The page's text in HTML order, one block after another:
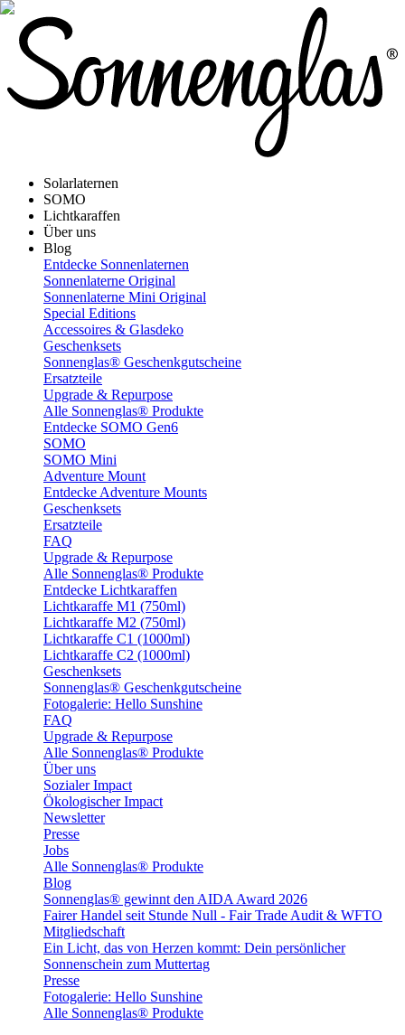
Solarlaternen
SOMO
Lichtkaraffen
Über uns
Blog
Entdecke Sonnenlaternen
Sonnenlaterne Original
Sonnenlaterne Mini Original
Special Editions
Accessoires & Glasdeko
Geschenksets
Sonnenglas® Geschenkgutscheine
Ersatzteile
Upgrade & Repurpose
Alle Sonnenglas® Produkte
Entdecke SOMO Gen6
SOMO
SOMO Mini
Adventure Mount
Entdecke Adventure Mounts
Geschenksets
Ersatzteile
FAQ
Upgrade & Repurpose
Alle Sonnenglas® Produkte
Entdecke Lichtkaraffen
Lichtkaraffe M1 (750ml)
Lichtkaraffe M2 (750ml)
Lichtkaraffe C1 (1000ml)
Lichtkaraffe C2 (1000ml)
Geschenksets
Sonnenglas® Geschenkgutscheine
Fotogalerie: Hello Sunshine
FAQ
Upgrade & Repurpose
Alle Sonnenglas® Produkte
Über uns
Sozialer Impact
Ökologischer Impact
Newsletter
Presse
Jobs
Alle Sonnenglas® Produkte
Blog
Sonnenglas® gewinnt den AIDA Award 2026
Fairer Handel seit Stunde Null - Fair Trade Audit & WFTO
Mitgliedschaft
Ein Licht, das von Herzen kommt: Dein persönlicher
Sonnenschein zum Muttertag
Presse
Fotogalerie: Hello Sunshine
Alle Sonnenglas® Produkte